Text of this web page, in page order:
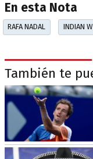
En esta Nota
RAFA NADAL INDIAN
También te